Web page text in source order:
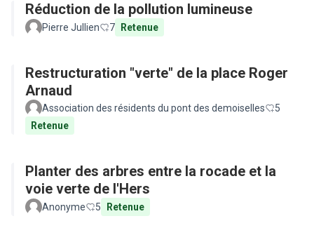
Réduction de la pollution lumineuse
Pierre Jullien 7 Retenue
Restructuration "verte" de la place Roger
Arnaud
Association des résidents du pont des demoiselles
5
Retenue
Planter des arbres entre la rocade et la
voie verte de l'Hers
Anonyme 5 Retenue